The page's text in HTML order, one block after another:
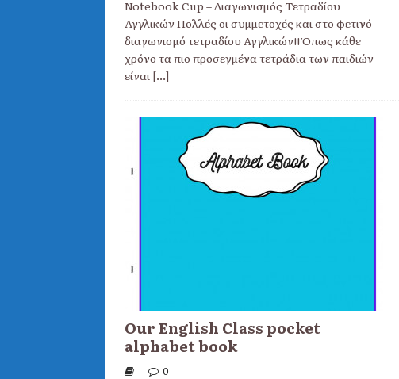
Notebook Cup – Διαγωνισμός Τετραδίου
Αγγλικών Πολλές οι συμμετοχές και στο φετινό
διαγωνισμό τετραδίου Αγγλικών!! Όπως κάθε
χρόνο τα πιο προσεγμένα τετράδια των παιδιών
είναι [...]
Our English Class pocket
alphabet book
0